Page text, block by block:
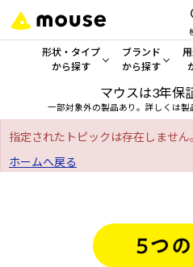
形状・タイプ
から探す
形状・タイプから探す をすべ
デスクトップPC
ノートPC
ブランド
から探す
mouse
G TUNE
NEXTGEAR
MousePro
マウスは3年保
一部対象外の製品あり。詳しくは製
指定されたトピックは存在しません
ホームへ戻る